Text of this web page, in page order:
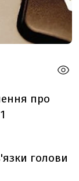
про
голови